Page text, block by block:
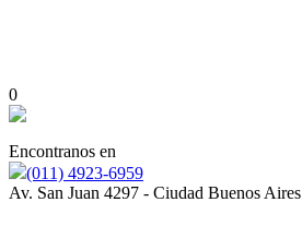
0
Encontranos en
(011) 4923-6959
Av. San Juan 4297 - Ciudad Buenos Aires